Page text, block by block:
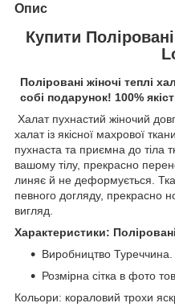
Опис
Купити
Поліровані жіночі теплі
собі подарунок! 100%
Халат пухнастий жіночий
халат із якісної махрової
пухнаста та приємна до тіла
вашому тілу, прекрасно
линяє й не деформується.
певного догляду, прекрасно
вигляд.
Характеристики:
Виробництво Туреччина.
Розмірна сітка в фото
Кольори: кораловий трохи